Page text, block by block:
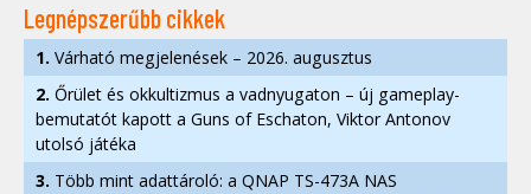
Legnépszerűbb cikkek
1. Várható megjelenések – 2026. augusztus
2. Őrület és okkultizmus a vadnyugaton – új gameplay-
bemutatót kapott a Guns of Eschaton, Viktor Antonov
utolsó játéka
3. Több mint adattároló: a QNAP TS-473A NAS